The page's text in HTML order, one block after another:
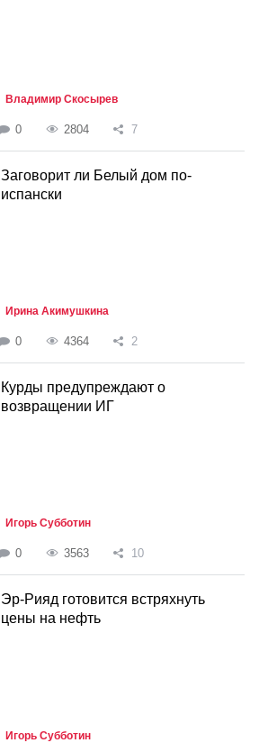
Владимир Скосырев
0 2804 7
Заговорит ли Белый дом по-
испански
Ирина Акимушкина
0 4364 2
Курды предупреждают о
возвращении ИГ
Игорь Субботин
0 3563 10
Эр-Рияд готовится встряхнуть
цены на нефть
Игорь Субботин